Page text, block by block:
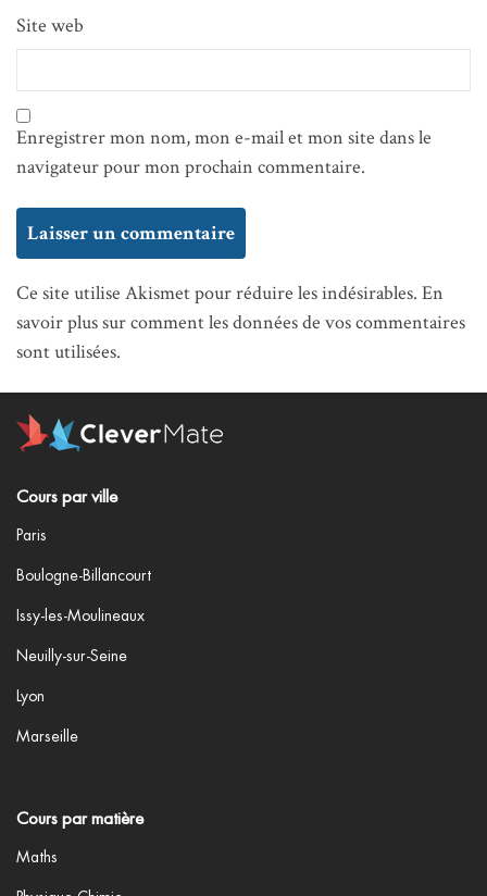
Site web
Enregistrer mon nom, mon e-mail et mon site dans le
navigateur pour mon prochain commentaire.
Ce site utilise Akismet pour réduire les indésirables. En
savoir plus sur comment les données de vos commentaires
sont utilisées.
Cours par ville
Paris
Boulogne-Billancourt
Issy-les-Moulineaux
Neuilly-sur-Seine
Lyon
Marseille
Cours par matière
Maths